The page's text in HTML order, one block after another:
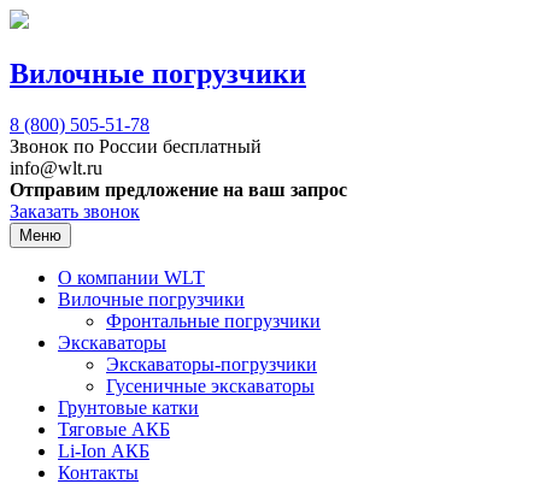
Вилочные погрузчики
8 (800) 505-51-78
Звонок по России бесплатный
info@wlt.ru
Отправим предложение на ваш запрос
Заказать звонок
Меню
О компании WLT
Вилочные погрузчики
Фронтальные погрузчики
Экскаваторы
Экскаваторы-погрузчики
Гусеничные экскаваторы
Грунтовые катки
Тяговые АКБ
Li-Ion АКБ
Контакты